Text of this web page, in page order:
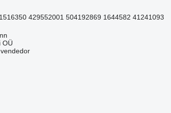
429552001 504192869 1644582 41241093
OÜ